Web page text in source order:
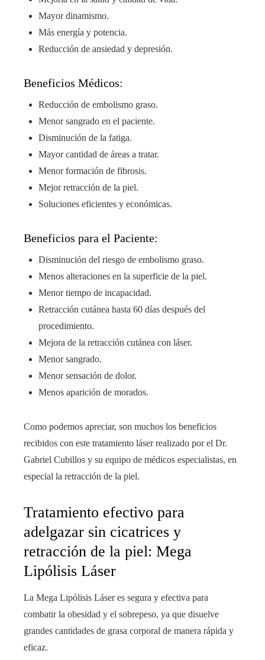
Mayor dinamismo.
Más energía y potencia.
Reducción de ansiedad y depresión.
Beneficios Médicos:
Reducción de embolismo graso.
Menor sangrado en el paciente.
Disminución de la fatiga.
Mayor cantidad de áreas a tratar.
Menor formación de fibrosis.
Mejor retracción de la piel.
Soluciones eficientes y económicas.
Beneficios para el Paciente:
Disminución del riesgo de embolismo graso.
Menos alteraciones en la superficie de la piel.
Menor tiempo de incapacidad.
Retracción cutánea hasta 60 días después del
procedimiento.
Mejora de la retracción cutánea con láser.
Menor sangrado.
Menor sensación de dolor.
Menos aparición de morados.
Como podemos apreciar, son muchos los beneficios
recibidos con este tratamiento láser realizado por el Dr.
Gabriel Cubillos y su equipo de médicos especialistas, en
especial la retracción de la piel.
Tratamiento efectivo para
adelgazar sin cicatrices y
retracción de la piel: Mega
Lipólisis Láser
La Mega Lipólisis Láser es segura y efectiva para
combatir la obesidad y el sobrepeso, ya que disuelve
grandes cantidades de grasa corporal de manera rápida y
eficaz.